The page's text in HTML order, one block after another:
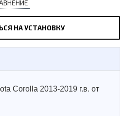
НА УСТАНОВКУ
Corolla 2013-2019 г.в. от